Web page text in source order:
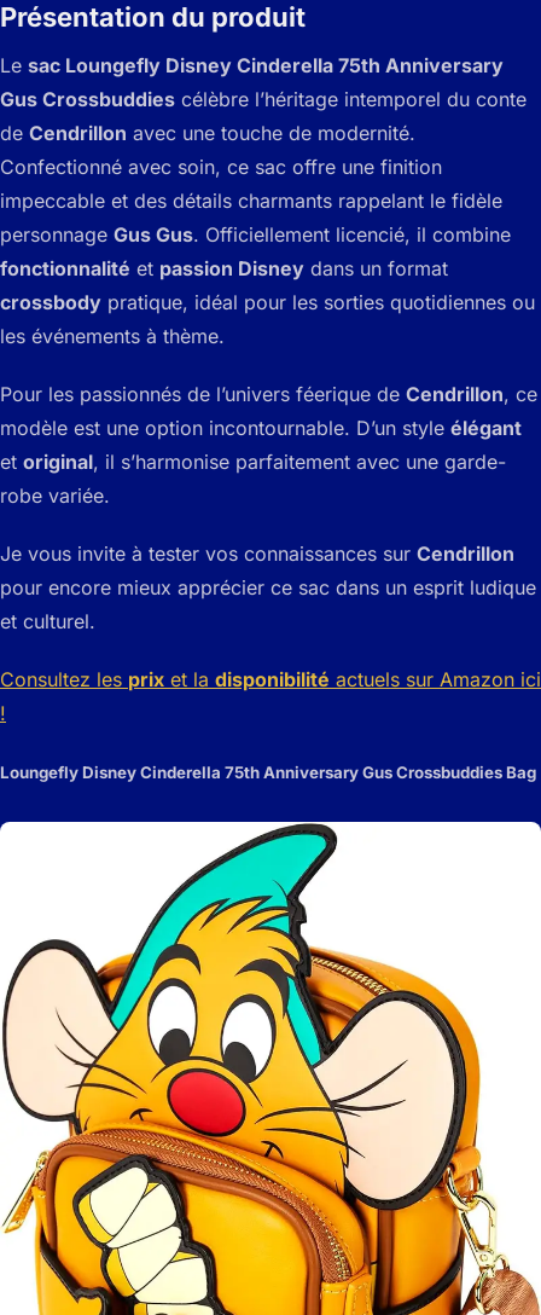
Présentation du produit
Le sac Loungefly Disney Cinderella 75th Anniversary
Gus Crossbuddies célèbre l’héritage intemporel du conte
de Cendrillon avec une touche de modernité.
Confectionné avec soin, ce sac offre une finition
impeccable et des détails charmants rappelant le fidèle
personnage Gus Gus. Officiellement licencié, il combine
fonctionnalité et passion Disney dans un format
crossbody pratique, idéal pour les sorties quotidiennes ou
les événements à thème.
Pour les passionnés de l’univers féerique de Cendrillon, ce
modèle est une option incontournable. D’un style élégant
et original, il s’harmonise parfaitement avec une garde-
robe variée.
Je vous invite à tester vos connaissances sur Cendrillon
pour encore mieux apprécier ce sac dans un esprit ludique
et culturel.
Consultez les prix et la disponibilité actuels sur Amazon ici
!
Loungefly Disney Cinderella 75th Anniversary Gus Crossbuddies Bag